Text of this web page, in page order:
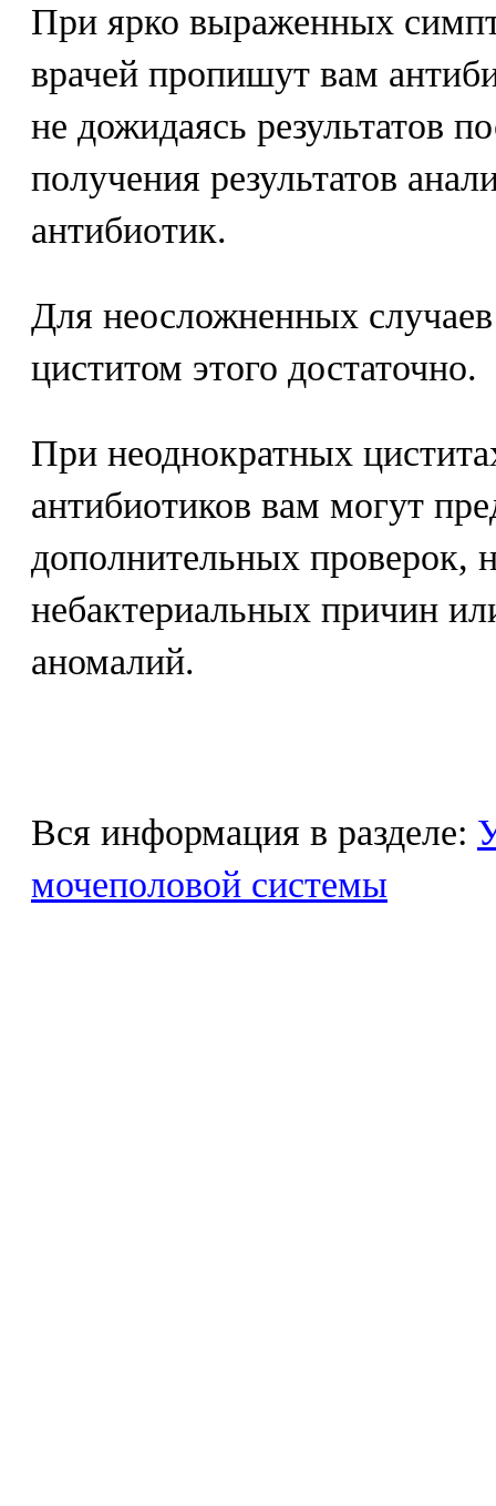
При ярко выраженных
врачей пропишут вам
не дожидаясь результатов
получения результатов
антибиотик.
Для неосложненных случаев
циститом этого достаточно.
При неоднократных
антибиотиков вам могут
дополнительных проверок,
небактериальных причин
аномалий.
Вся информация в разделе:
мочеполовой системы